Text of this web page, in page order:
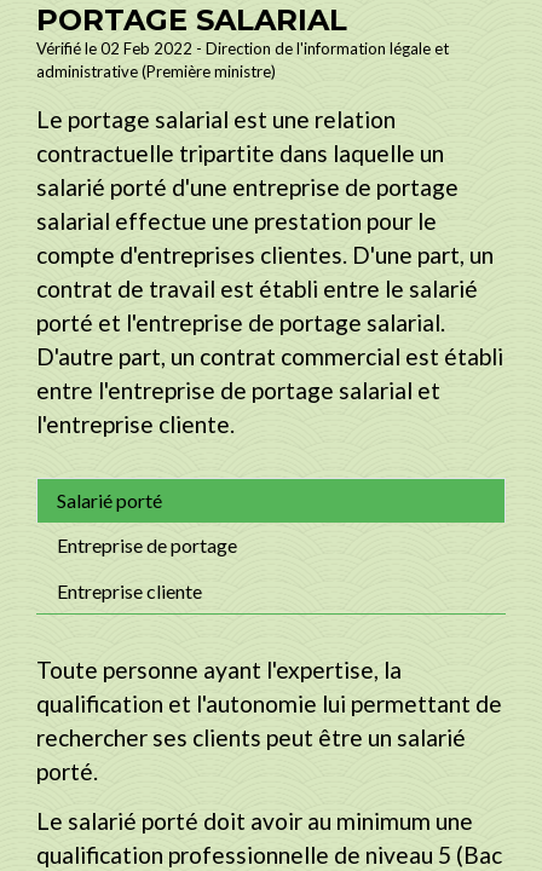
PORTAGE SALARIAL
Vérifié le 02 Feb 2022 - Direction de l'information légale et
administrative (Première ministre)
Le portage salarial est une relation
contractuelle tripartite dans laquelle un
salarié porté d'une entreprise de portage
salarial effectue une prestation pour le
compte d'entreprises clientes. D'une part, un
contrat de travail est établi entre le salarié
porté et l'entreprise de portage salarial.
D'autre part, un contrat commercial est établi
entre l'entreprise de portage salarial et
l'entreprise cliente.
Salarié porté
Entreprise de portage
Entreprise cliente
Toute personne ayant l'expertise, la
qualification et l'autonomie lui permettant de
rechercher ses clients peut être un salarié
porté.
Le salarié porté doit avoir au minimum une
qualification professionnelle de niveau 5 (Bac